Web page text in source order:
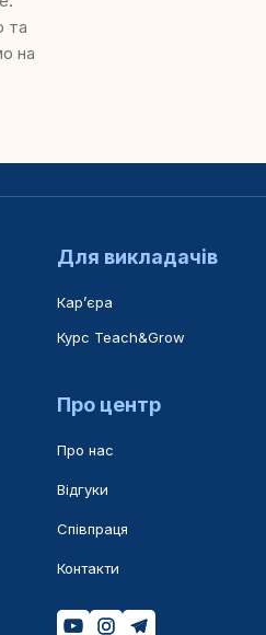
та
на
Для викладачів
Карʼєра
Курс Teach&Grow
Про центр
Про нас
Відгуки
Співпраця
Контакти